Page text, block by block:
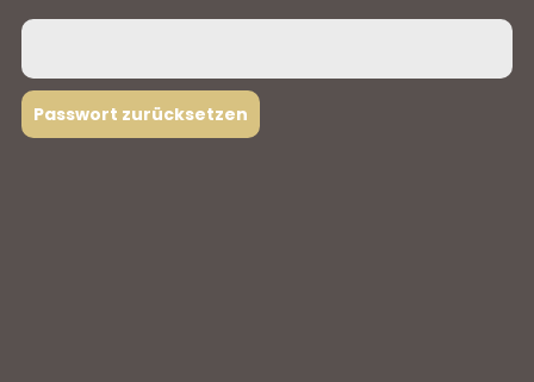
Passwort zurücksetzen